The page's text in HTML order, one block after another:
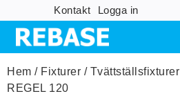
Kontakt Logga in
Hem / Fixturer / Tvättställsfixturer
REGEL 120